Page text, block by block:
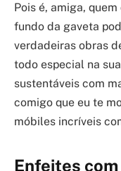
Pois é, amiga,
fundo da gaveta
verdadeiras obras
todo especial na
sustentáveis com
comigo que eu te
móbiles incríveis
Enfeites